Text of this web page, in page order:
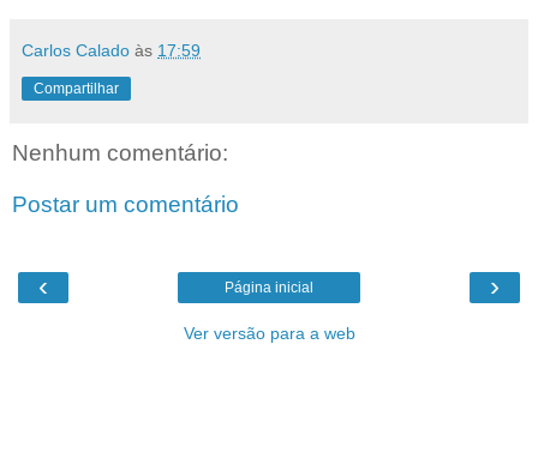
Carlos Calado às 17:59
Compartilhar
Nenhum comentário:
Postar um comentário
‹ ›
Página inicial
Ver versão para a web